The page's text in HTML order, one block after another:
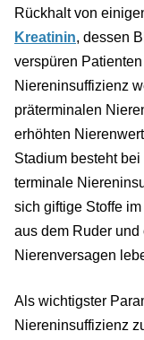
Rückhalt von
Kreatinin, dessen
verspüren
Niereninsuffizienz
präterminalen
erhöhten
Stadium besteht
terminale
sich giftige Stoffe
aus dem Ruder
Nierenversagen
Als wichtigster
Niereninsuffizienz